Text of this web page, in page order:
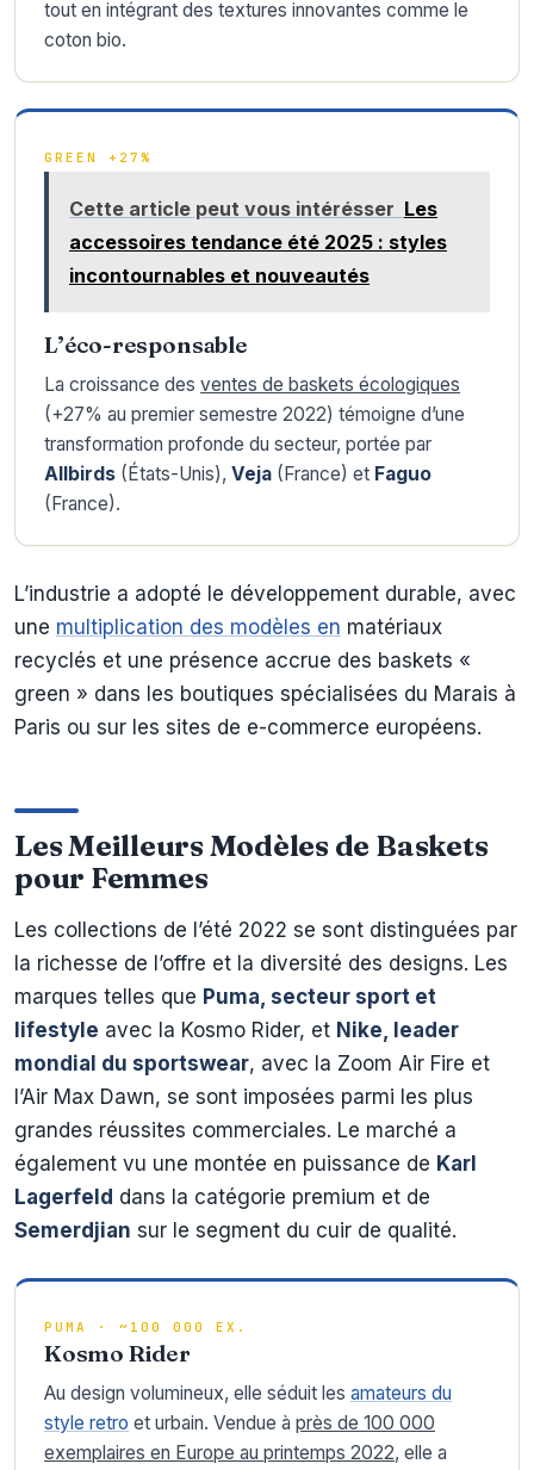
tout en intégrant des textures innovantes comme le
coton bio.
GREEN +27%
Cette article peut vous intérésser Les
accessoires tendance été 2025 : styles
incontournables et nouveautés
L’éco-responsable
La croissance des ventes de baskets écologiques
(+27% au premier semestre 2022) témoigne d’une
transformation profonde du secteur, portée par
Allbirds (États-Unis), Veja (France) et Faguo
(France).
L’industrie a adopté le développement durable, avec
une multiplication des modèles en matériaux
recyclés et une présence accrue des baskets «
green » dans les boutiques spécialisées du Marais à
Paris ou sur les sites de e-commerce européens.
Les Meilleurs Modèles de Baskets
pour Femmes
Les collections de l’été 2022 se sont distinguées par
la richesse de l’offre et la diversité des designs. Les
marques telles que Puma, secteur sport et
lifestyle avec la Kosmo Rider, et Nike, leader
mondial du sportswear, avec la Zoom Air Fire et
l’Air Max Dawn, se sont imposées parmi les plus
grandes réussites commerciales. Le marché a
également vu une montée en puissance de Karl
Lagerfeld dans la catégorie premium et de
Semerdjian sur le segment du cuir de qualité.
PUMA · ~100 000 EX.
Kosmo Rider
Au design volumineux, elle séduit les amateurs du
style retro et urbain. Vendue à près de 100 000
exemplaires en Europe au printemps 2022, elle a